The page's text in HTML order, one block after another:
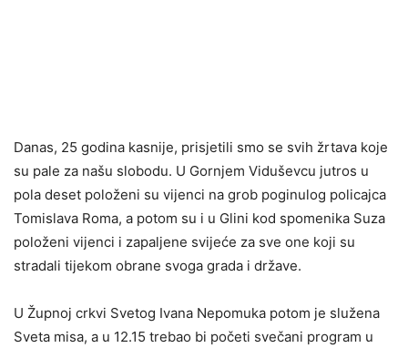
Danas, 25 godina kasnije, prisjetili smo se svih žrtava koje
su pale za našu slobodu. U Gornjem Viduševcu jutros u
pola deset položeni su vijenci na grob poginulog policajca
Tomislava Roma, a potom su i u Glini kod spomenika Suza
položeni vijenci i zapaljene svijeće za sve one koji su
stradali tijekom obrane svoga grada i države.
U Župnoj crkvi Svetog Ivana Nepomuka potom je služena
Sveta misa, a u 12.15 trebao bi početi svečani program u